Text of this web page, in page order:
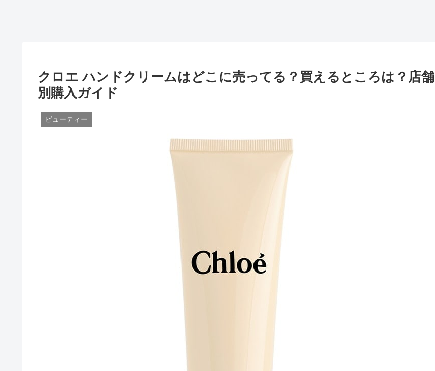
クロエ ハンドクリームはどこに売ってる？買えるところは？店舗
別購入ガイド
ビューティー